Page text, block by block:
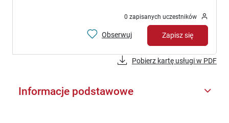
0 zapisanych uczestników
Obserwuj Zapisz się
Pobierz kartę usługi w PDF
Informacje podstawowe